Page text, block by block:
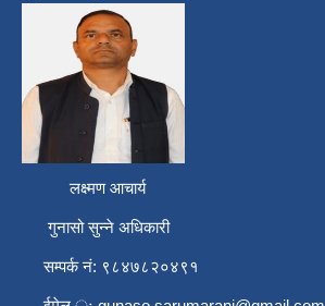
लक्ष्मण आचार्य
गुनासो सुन्ने अधिकारी
सम्पर्क नं: ९८४७८२०४९१